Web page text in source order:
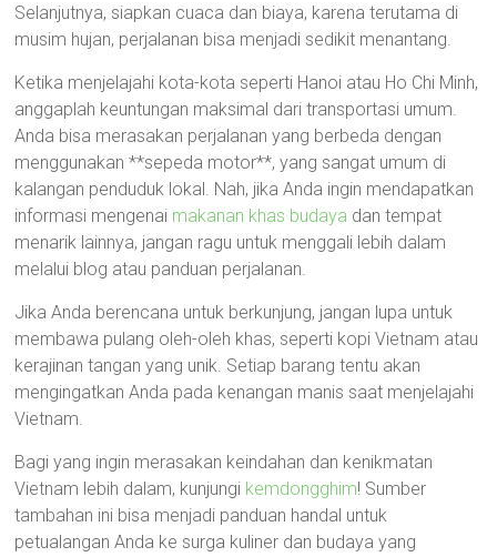
Selanjutnya, siapkan cuaca dan biaya, karena terutama di
musim hujan, perjalanan bisa menjadi sedikit menantang.
Ketika menjelajahi kota-kota seperti Hanoi atau Ho Chi Minh,
anggaplah keuntungan maksimal dari transportasi umum.
Anda bisa merasakan perjalanan yang berbeda dengan
menggunakan **sepeda motor**, yang sangat umum di
kalangan penduduk lokal. Nah, jika Anda ingin mendapatkan
informasi mengenai makanan khas budaya dan tempat
menarik lainnya, jangan ragu untuk menggali lebih dalam
melalui blog atau panduan perjalanan.
Jika Anda berencana untuk berkunjung, jangan lupa untuk
membawa pulang oleh-oleh khas, seperti kopi Vietnam atau
kerajinan tangan yang unik. Setiap barang tentu akan
mengingatkan Anda pada kenangan manis saat menjelajahi
Vietnam.
Bagi yang ingin merasakan keindahan dan kenikmatan
Vietnam lebih dalam, kunjungi kemdongghim! Sumber
tambahan ini bisa menjadi panduan handal untuk
petualangan Anda ke surga kuliner dan budaya yang